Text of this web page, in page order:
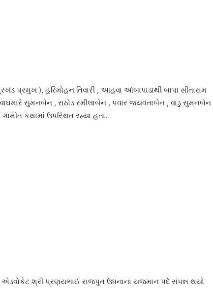
પ્રમુખ ), હરિમોહન તિવારી , આહવા આંબાપાડાથી બાપા સીતારામ
સુમનબેન , રાઠોડ રમીલાબેન , પવાર જયવંતાબેન , વાડુ સુમનબેન
ગામીત કથામાં ઉપસ્થિત રહ્યા હતા.
એડવોકેટ શ્રી પ્રણયભાઈ રાજપુત ઉધનાના યજમાન પદે સંપન્ન થયો